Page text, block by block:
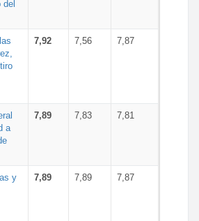
del
7,92 7,56 7,87
a
7,89 7,83 7,81
y
7,89 7,89 7,87